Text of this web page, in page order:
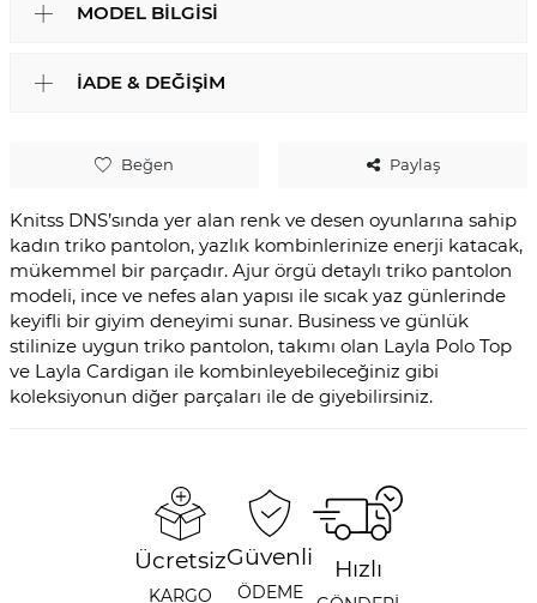
Beğen Paylaş
Knitss DNS’sında yer alan renk ve desen oyunlarına sahip
kadın triko pantolon, yazlık kombinlerinize enerji katacak,
mükemmel bir parçadır. Ajur örgü detaylı triko pantolon
modeli, ince ve nefes alan yapısı ile sıcak yaz günlerinde
keyifli bir giyim deneyimi sunar. Business ve günlük
stilinize uygun triko pantolon, takımı olan Layla Polo Top
ve Layla Cardigan ile kombinleyebileceğiniz gibi
koleksiyonun diğer parçaları ile de giyebilirsiniz.
MODEL BILGISI
İADE & DEĞIŞIM
Ücretsiz
KARGO
Güvenli
ÖDEME
Hızlı